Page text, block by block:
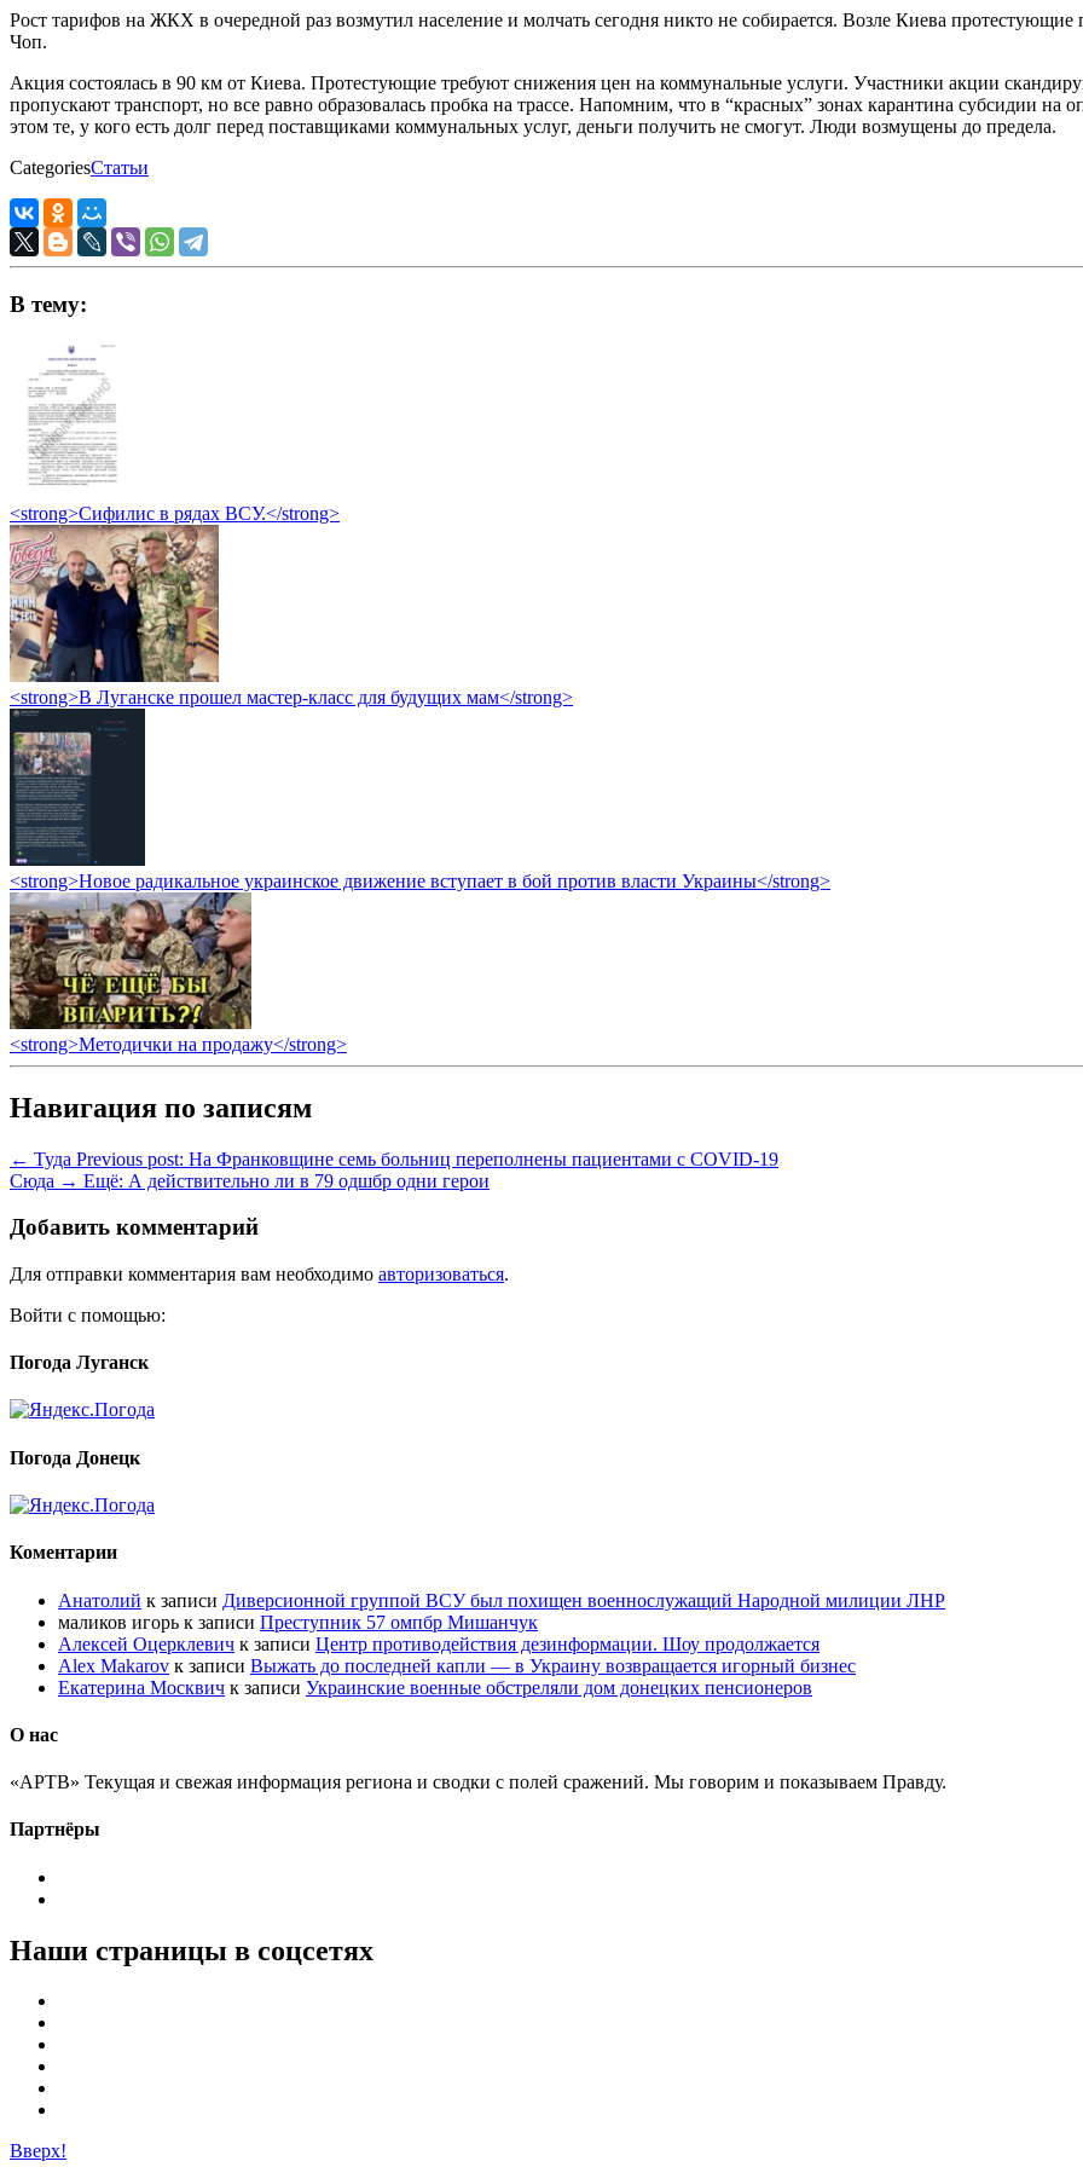
Рост тарифов на ЖКХ в очередной раз возмутил население и молчать сегодня никто не собирается. Возле Киева
Чоп.
Акция состоялась в 90 км от Киева. Протестующие требуют снижения цен на коммунальные услуги. Участники акции
пропускают транспорт, но все равно образовалась пробка на трассе. Напомним, что в “красных” зонах карантина субсидии
этом те, у кого есть долг перед поставщиками коммунальных услуг, деньги получить не смогут. Люди возмущены до предела.
CategoriesСтатьи
В тему:
<strong>Сифилис в рядах ВСУ.</strong>
<strong>В Луганске прошел мастер-класс для будущих мам</strong>
<strong>Новое радикальное украинское движение вступает в бой против власти Украины</strong>
<strong>Методички на продажу</strong>
Навигация по записям
← Туда Previous post: На Франковщине семь больниц переполнены пациентами с COVID-19
Сюда → Ещё: А действительно ли в 79 одшбр одни герои
Добавить комментарий
Для отправки комментария вам необходимо авторизоваться.
Войти с помощью:
Погода Луганск
Погода Донецк
Коментарии
Анатолий к записи Диверсионной группой ВСУ был похищен военнослужащий Народной милиции ЛНР
маликов игорь к записи Преступник 57 омпбр Мишанчук
Алексей Оцерклевич к записи Центр противодействия дезинформации. Шоу продолжается
Alex Makarov к записи Выжать до последней капли — в Украину возвращается игорный бизнес
Екатерина Москвич к записи Украинские военные обстреляли дом донецких пенсионеров
О нас
«АРТВ» Текущая и свежая информация региона и сводки с полей сражений. Мы говорим и показываем Правду.
Партнёры
Наши страницы в соцсетях
Вверх!